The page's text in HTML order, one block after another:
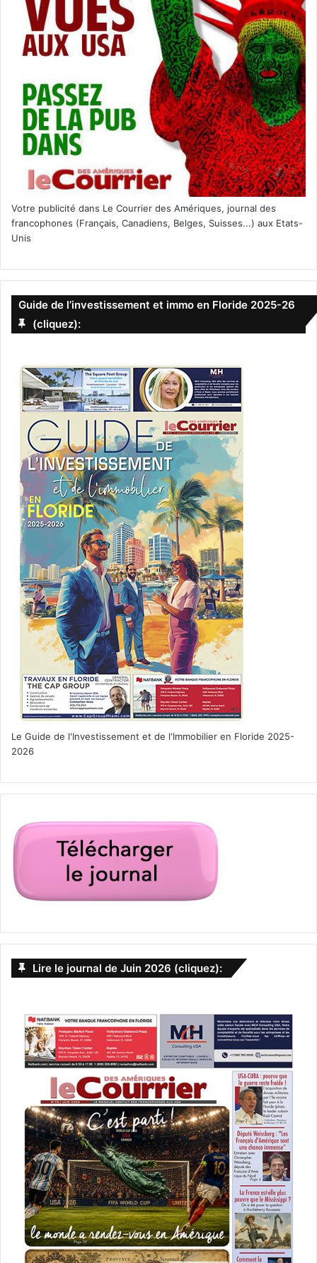
Votre publicité dans Le Courrier des Amériques, journal des
francophones (Français, Canadiens, Belges, Suisses...) aux Etats-
Unis
Guide de l’investissement et immo en Floride 2025-26
(cliquez):
Le Guide de l'Investissement et de l'Immobilier en Floride 2025-
2026
Lire le journal de Juin 2026 (cliquez):